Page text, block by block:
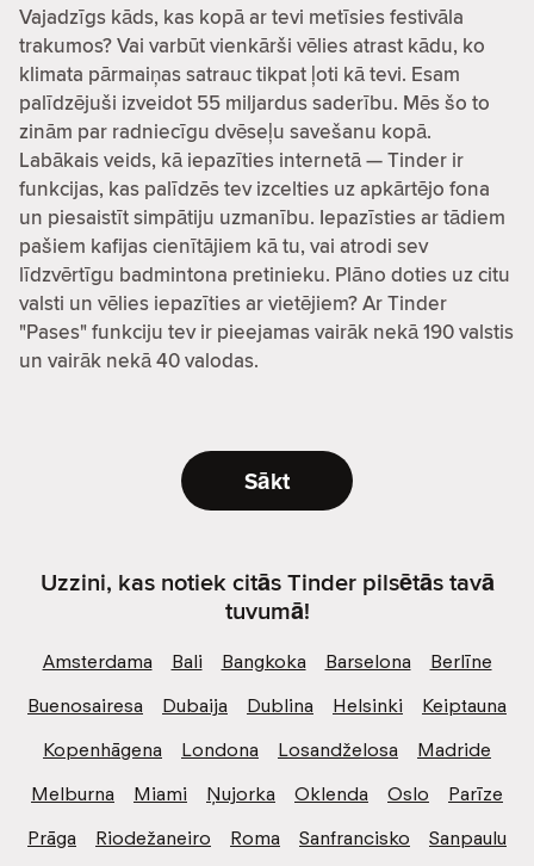
Vajadzīgs kāds, kas kopā ar tevi metīsies festivāla
trakumos? Vai varbūt vienkārši vēlies atrast kādu, ko
klimata pārmaiņas satrauc tikpat ļoti kā tevi. Esam
palīdzējuši izveidot 55 miljardus saderību. Mēs šo to
zinām par radniecīgu dvēseļu savešanu kopā.
Labākais veids, kā iepazīties internetā — Tinder ir
funkcijas, kas palīdzēs tev izcelties uz apkārtējo fona
un piesaistīt simpātiju uzmanību. Iepazīsties ar tādiem
pašiem kafijas cienītājiem kā tu, vai atrodi sev
līdzvērtīgu badmintona pretinieku. Plāno doties uz citu
valsti un vēlies iepazīties ar vietējiem? Ar Tinder
"Pases" funkciju tev ir pieejamas vairāk nekā 190 valstis
un vairāk nekā 40 valodas.
Sākt
Uzzini, kas notiek citās Tinder pilsētās tavā
tuvumā!
Amsterdama Bali Bangkoka Barselona
Berlīne
Buenosairesa
Dubaija Dublina Helsinki
Keiptauna
Kopenhāgena
Londona Losandželosa
Madride
Melburna
Miami Ņujorka Oklenda Oslo
Parīze
Prāga
Riodežaneiro Roma Sanfrancisko
Sanpaulu